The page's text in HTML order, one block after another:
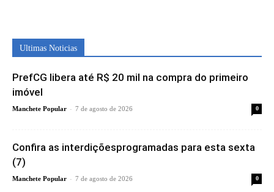
Ultimas Noticias
PrefCG libera até R$ 20 mil na compra do primeiro
imóvel
Manchete Popular - 7 de agosto de 2026 0
Confira as interdiçõesprogramadas para esta sexta
(7)
Manchete Popular - 7 de agosto de 2026 0